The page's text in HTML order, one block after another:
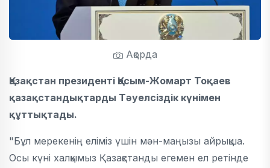
Ақорда
Қазақстан президенті Қасым-Жомарт Тоқаев
қазақстандықтарды Тәуелсіздік күнімен
құттықтады.
"Бұл мерекенің еліміз үшін мән-маңызы айрықша.
Осы күні халқымыз Қазақстанды егемен ел ретінде